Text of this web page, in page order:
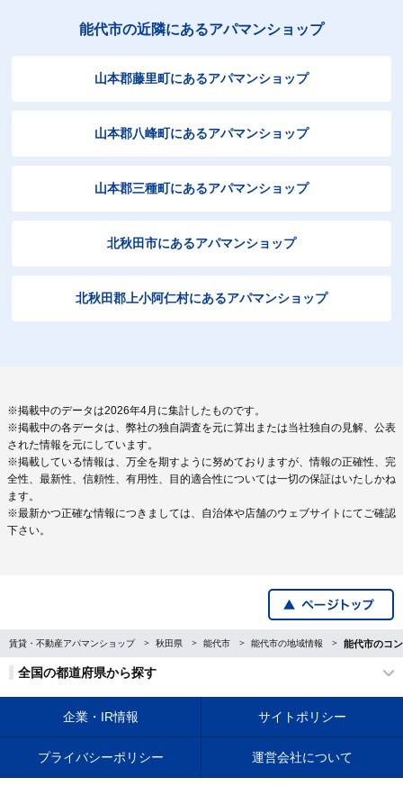
能代市の近隣にあるアパマンショップ
山本郡藤里町にあるアパマンショップ
山本郡八峰町にあるアパマンショップ
山本郡三種町にあるアパマンショップ
北秋田市にあるアパマンショップ
北秋田郡上小阿仁村にあるアパマンショップ
※掲載中のデータは2026年4月に集計したものです。
※掲載中の各データは、弊社の独自調査を元に算出または当社独自の見解、公表
された情報を元にしています。
※掲載している情報は、万全を期すように努めておりますが、情報の正確性、完
全性、最新性、信頼性、有用性、目的適合性については一切の保証はいたしかね
ます。
※最新かつ正確な情報につきましては、自治体や店舗のウェブサイトにてご確認
下さい。
賃貸・不動産アパマンショップ 秋田県 能代市 能代市の地域情報 能代市のコ
全国の都道府県から探す
企業・IR情報 サイトポリシー
プライバシーポリシー 運営会社について